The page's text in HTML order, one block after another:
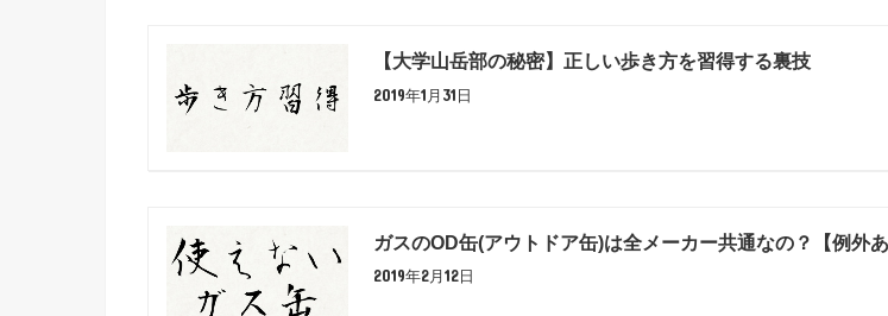
【大学山岳部の秘密】正しい歩き方を習得する裏技
2019年1月31日
ガスのOD缶(アウトドア缶)は全メーカー共通なの？【例外あ
2019年2月12日